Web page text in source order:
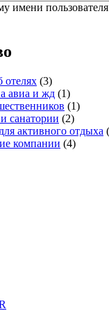
имени
(3)
авиа и жд (1)
(1)
санатории (2)
активного отдыха
компании (4)